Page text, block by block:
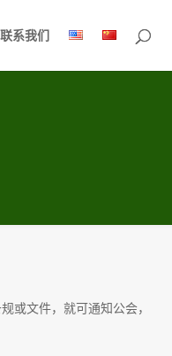
联系我们
或文件，就可通知公会，